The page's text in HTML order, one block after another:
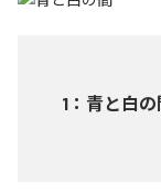
1 ： 青と白の